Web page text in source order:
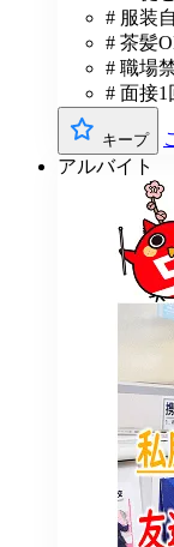
# 服装
# 茶髪
# 職場
# 面接1
キープ
アルバイト